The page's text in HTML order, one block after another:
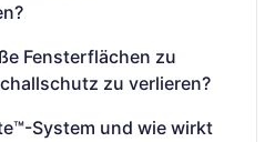
Fensterflächen zu
zu verlieren?
System und wie wirkt